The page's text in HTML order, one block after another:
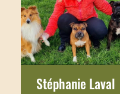
Stéphanie Laval